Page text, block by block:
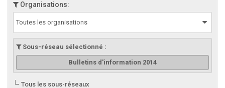
Organisations:
Toutes les organisations
Sous-réseau sélectionné :
Bulletins d'information 2014
Tous les sous-réseaux